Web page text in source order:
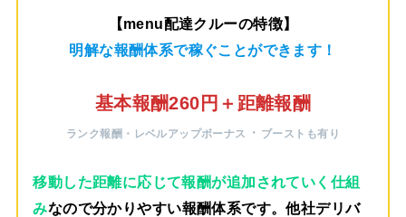
【menu配達クルーの特徴】
明解な報酬体系で稼ぐことができます！
基本報酬260円＋距離報酬
ランク報酬・レベルアップボーナス ・ ブーストも有り
移動した距離に応じて報酬が追加されていく仕組
みなので分かりやすい報酬体系です。他社デリバ